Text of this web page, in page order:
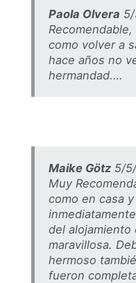
Paola Olvera
como volver a
hace años no
hermandad.…
Maike Götz5/
Muy
como en casa
del alojamiento
maravillosa.
hermoso
fueron